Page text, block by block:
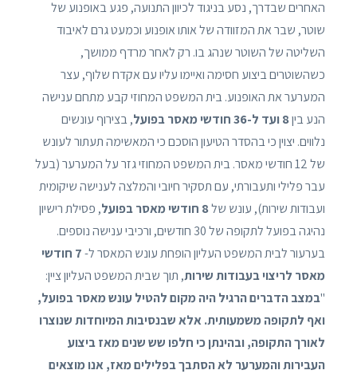
האחרים שבדרך, נסע בניגוד לכיוון התנועה, פגע באופנוע של
שוטר, שבר את המזוודה של אותו אופנוע וכמעט גרם לאיבוד
השליטה של השוטר שנהג בו. רק לאחר מרדף ממושך,
כשהשוטרים ביצוע חסימה ואיימו עליו עם אקדח שלוף, עצר
המערער את האופנוע. בית המשפט המחוזי קבע מתחם ענישה
הנע בין8 ועד ל-36 חודשי מאסר בפועל
, בצירוף עונשים
נלווים. יצוין כי בהסדר הטיעון הוסכם כי המאשימה תעתור לעונש
של 12 חודשי מאסר. בית המשפט המחוזי גזר על המערער (בעל
עבר פלילי ותעבורתי, עם תסקיר חיובי והמלצה לענישה שיקומית
ועבודות שירות), עונש של8 חודשי מאסר בפועל
, פסילת רישיון
נהיגה בפועל לתקופה של 30 חודשים, ורכיבי ענישה נוספים.
בערעור לבית המשפט העליון הופחת עונש המאסר ל-
7 חודשי
מאסר לריצוי בעבודות שירות, תוך שבית המשפט העליון ציין:
"במצב הדברים הרגיל היה מקום להטיל עונש מאסר בפועל,
ואף לתקופה משמעותית. אלא שבנסיבות המיוחדות שנוצרו
לאורך התקופה, ובהינתן כי חלפו שש שנים מאז ביצוע
העבירות והמערער לא הסתבך בפלילים מאז, אנו מוצאים